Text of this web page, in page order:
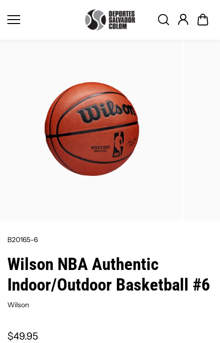
B20165-6
Wilson NBA Authentic
Indoor/Outdoor Basketball #6
Wilson
$49.95